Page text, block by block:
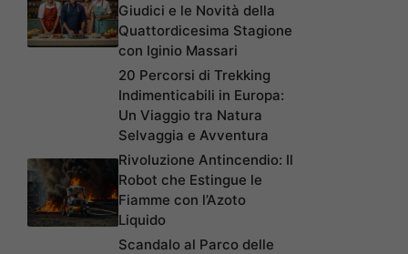
Giudici e le Novità della
Quattordicesima Stagione
con Iginio Massari
20 Percorsi di Trekking
Indimenticabili in Europa:
Un Viaggio tra Natura
Selvaggia e Avventura
Rivoluzione Antincendio: Il
Robot che Estingue le
Fiamme con l’Azoto
Liquido
Scandalo al Parco delle